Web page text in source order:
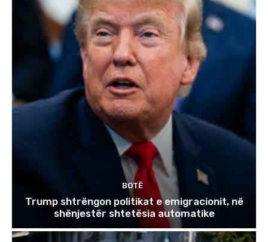
BOTË
Trump shtrëngon politikat e emigracionit, në
shënjestër shtetësia automatike